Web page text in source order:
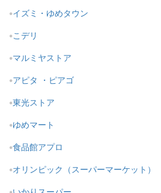
イズミ・ゆめタウン
こデリ
マルミヤストア
アピタ ・ピアゴ
東光ストア
ゆめマート
食品館アプロ
オリンピック（スーパーマーケット）